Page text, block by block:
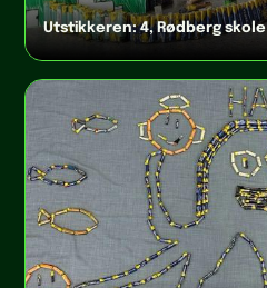
Utstikkeren: 4, Rødberg skole